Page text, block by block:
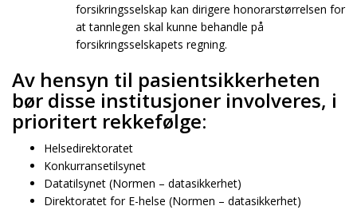
forsikringsselskap kan dirigere honorarstørrelsen for
at tannlegen skal kunne behandle på
forsikringsselskapets regning.
Av hensyn til pasientsikkerheten
bør disse institusjoner involveres, i
prioritert rekkefølge:
Helsedirektoratet
Konkurransetilsynet
Datatilsynet (Normen – datasikkerhet)
Direktoratet for E-helse (Normen – datasikkerhet)